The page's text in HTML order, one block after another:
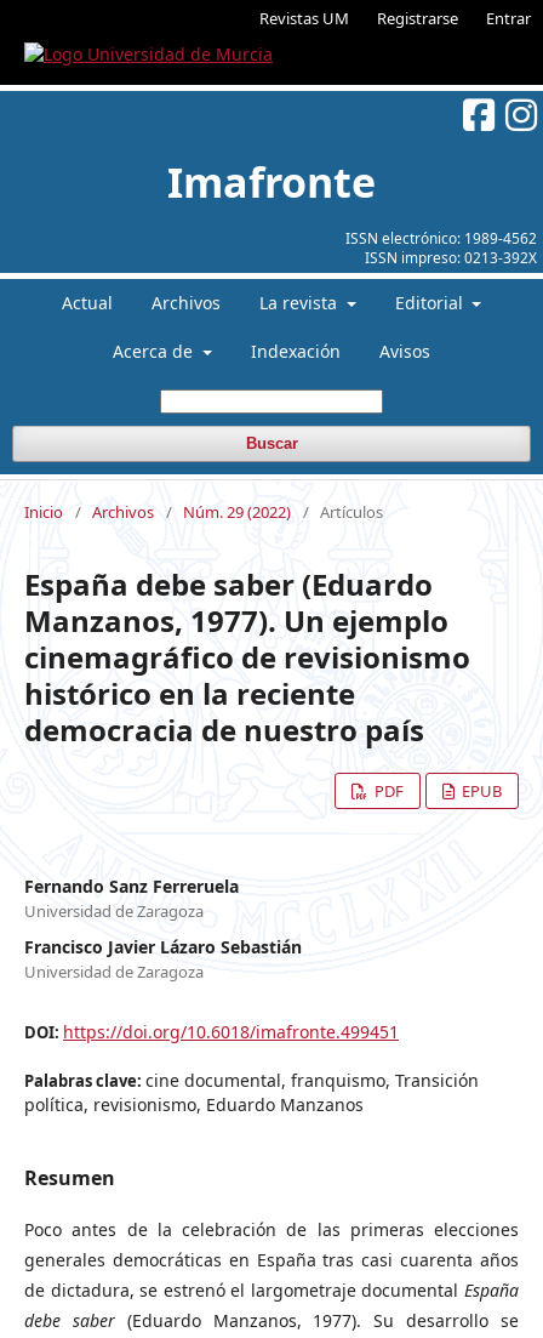
Revistas UM Registrarse Entrar
ISSN electrónico: 1989-4562
ISSN impreso:0213-392X
Imafronte
Actual Archivos La revista Editorial
Acerca de Indexación Avisos
Buscar
Inicio / Archivos / Núm. 29 (2022) / Artículos
España debe saber (Eduardo
Manzanos, 1977). Un ejemplo
cinemagráfico de revisionismo
histórico en la reciente
democracia de nuestro país
PDF EPUB
Fernando Sanz Ferreruela
Universidad de Zaragoza
Francisco Javier Lázaro Sebastián
Universidad de Zaragoza
DOI: https://doi.org/10.6018/imafronte.499451
Palabras clave: cine documental, franquismo, Transición
política, revisionismo, Eduardo Manzanos
Resumen
Poco antes de la celebración de las primeras elecciones
generales democráticas en España tras casi cuarenta años
de dictadura, se estrenó el largometraje documental España
debe saber(Eduardo Manzanos, 1977). Su desarrollo se